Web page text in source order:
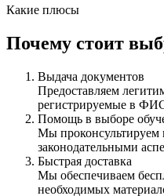
Какие плюсы
Почему стоит
Выдача документов
Предоставляем
регистрируемые в
Помощь в выборе
Мы проконсультируем
законодательными
Быстрая доставка
Мы обеспечиваем
необходимых